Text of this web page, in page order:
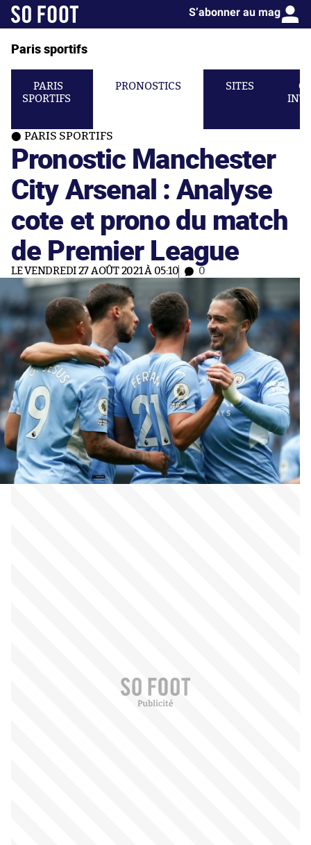
S’abonner au mag
Paris sportifs
PARIS
SPORTIFS
PRONOSTICS SITES
PARIS SPORTIFS
Pronostic Manchester
City Arsenal : Analyse
cote et prono du match
de Premier League
LE VENDREDI 27 AOÛT 2021 À 05:10 0